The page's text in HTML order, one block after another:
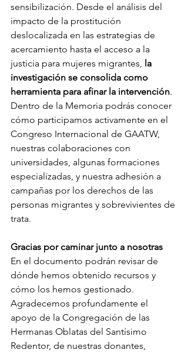
sensibilización. Desde el análisis del
impacto de la prostitución
deslocalizada en las estrategias de
acercamiento hasta el acceso a la
justicia para mujeres migrantes, la
investigación se consolida como
herramienta para afinar la intervención.
Dentro de la Memoria podrás conocer
cómo participamos activamente en el
Congreso Internacional de GAATW,
nuestras colaboraciones con
universidades, algunas formaciones
especializadas, y nuestra adhesión a
campañas por los derechos de las
personas migrantes y sobrevivientes de
trata.
Gracias por caminar junto a nosotras
En el documento podrán revisar de
dónde hemos obtenido recursos y
cómo los hemos gestionado.
Agradecemos profundamente el
apoyo de la Congregación de las
Hermanas Oblatas del Santísimo
Redentor, de nuestras donantes,